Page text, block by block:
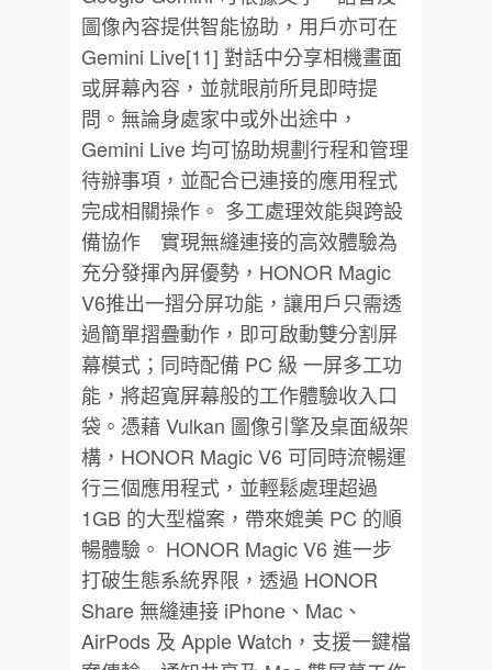
圖像內容提供智能協助，用戶亦可在
Gemini Live[11] 對話中分享相機畫面
或屏幕內容，並就眼前所見即時提
問。無論身處家中或外出途中，
Gemini Live 均可協助規劃行程和管理
待辦事項，並配合已連接的應用程式
完成相關操作。 多工處理效能與跨設
備協作 實現無縫連接的高效體驗為
充分發揮內屏優勢，HONOR Magic
V6推出一摺分屏功能，讓用戶只需透
過簡單摺疊動作，即可啟動雙分割屏
幕模式；同時配備 PC 級 一屏多工功
能，將超寬屏幕般的工作體驗收入口
袋。憑藉 Vulkan 圖像引擎及桌面級架
構，HONOR Magic V6 可同時流暢運
行三個應用程式，並輕鬆處理超過
1GB 的大型檔案，帶來媲美 PC 的順
暢體驗。 HONOR Magic V6 進一步
打破生態系統界限，透過 HONOR
Share 無縫連接 iPhone、Mac、
AirPods 及 Apple Watch，支援一鍵檔